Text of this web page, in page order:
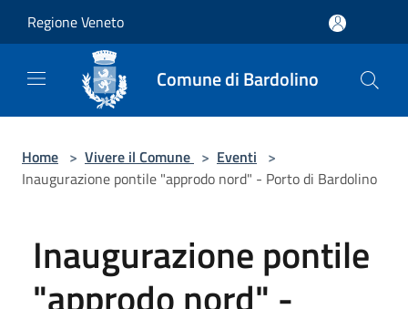
Regione Veneto
Comune di Bardolino
Home > Vivere il Comune > Eventi >
Inaugurazione pontile "approdo nord" - Porto di Bardolino
Inaugurazione pontile